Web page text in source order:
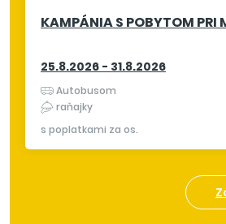
KAMPÁNIA S POBYTOM PRI
25.8.2026 - 31.8.2026
Autobusom
raňajky
s poplatkami za os.